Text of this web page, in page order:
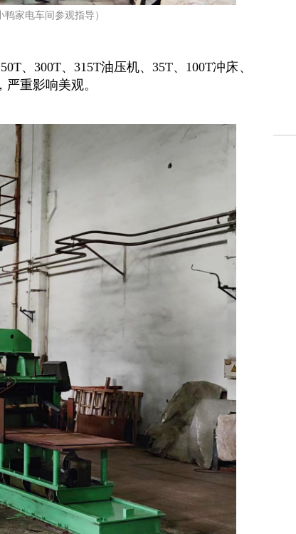
家电车间参观指导）
、300T、315T油压机、35T、100T冲床、
重影响美观。